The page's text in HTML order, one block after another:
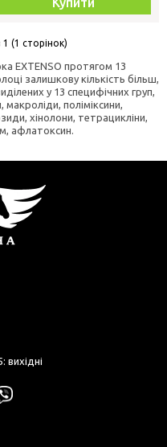
(1 сторінок)
EXTENSO протягом 13
залишкову кількість більш,
у 13 специфічних груп,
макроліди, поліміксини,
хінолони, тетрацикліни,
афлатоксин.
вихідні